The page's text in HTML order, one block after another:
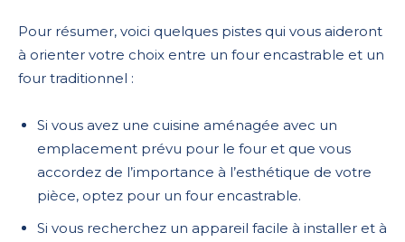
Pour résumer, voici quelques pistes qui vous aideront
à orienter votre choix entre un four encastrable et un
four traditionnel :
Si vous avez une cuisine aménagée avec un
emplacement prévu pour le four et que vous
accordez de l’importance à l’esthétique de votre
pièce, optez pour un four encastrable.
Si vous recherchez un appareil facile à installer et à